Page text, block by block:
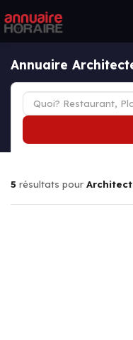
Annuaire
5 résultats pour